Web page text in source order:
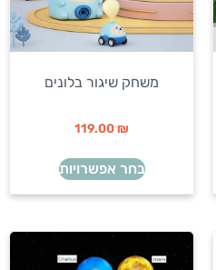
משחק שיגור בלונים
119.00 ₪
בחר אפשרויות